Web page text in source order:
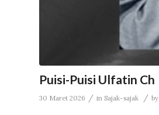
Puisi-Puisi Ulfatin Ch
30 Maret 2026 / in Sajak-sajak / by